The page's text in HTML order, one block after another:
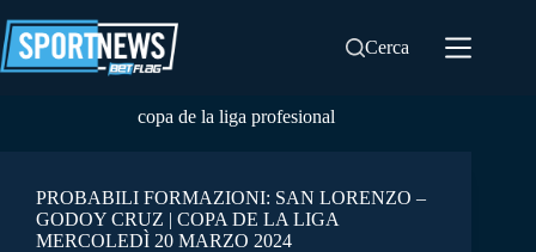
al
contenuto
Cerca
copa de la liga profesional
PROBABILI FORMAZIONI: SAN LORENZO –
GODOY CRUZ | COPA DE LA LIGA
MERCOLEDÌ 20 MARZO 2024